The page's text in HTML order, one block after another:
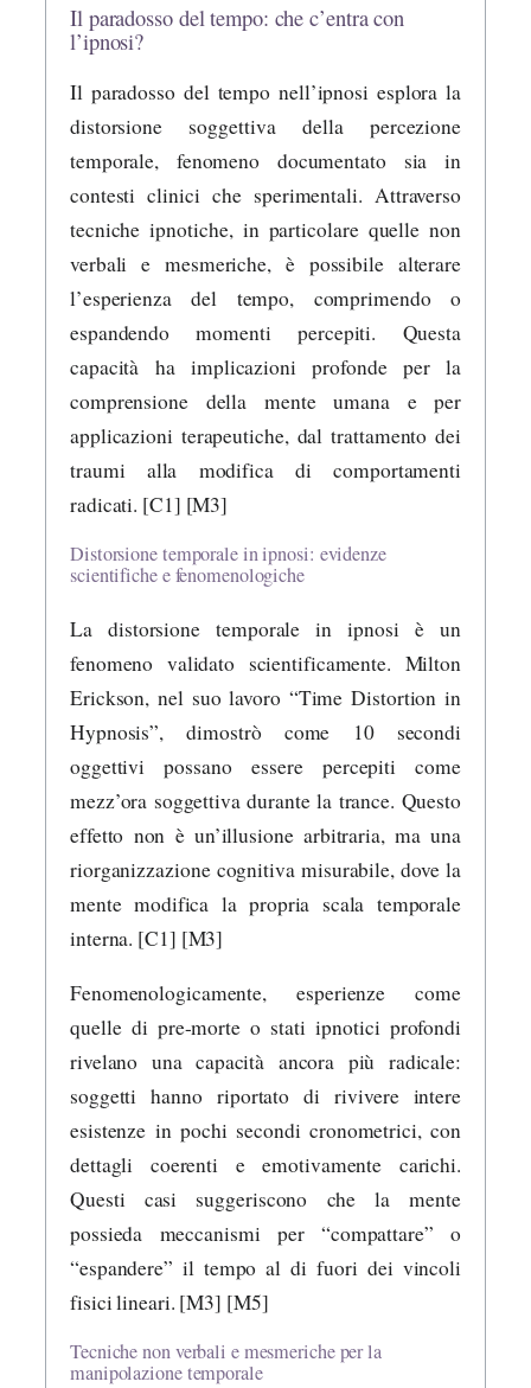
Il paradosso del tempo: che c’entra con
l’ipnosi?
Il paradosso del tempo nell’ipnosi esplora la
distorsione soggettiva della percezione
temporale, fenomeno documentato sia in
contesti clinici che sperimentali. Attraverso
tecniche ipnotiche, in particolare quelle non
verbali e mesmeriche, è possibile alterare
l’esperienza del tempo, comprimendo o
espandendo momenti percepiti. Questa
capacità ha implicazioni profonde per la
comprensione della mente umana e per
applicazioni terapeutiche, dal trattamento dei
traumi alla modifica di comportamenti
radicati. [C1] [M3]
Distorsione temporale in ipnosi: evidenze
scientifiche e fenomenologiche
La distorsione temporale in ipnosi è un
fenomeno validato scientificamente. Milton
Erickson, nel suo lavoro “Time Distortion in
Hypnosis”, dimostrò come 10 secondi
oggettivi possano essere percepiti come
mezz’ora soggettiva durante la trance. Questo
effetto non è un’illusione arbitraria, ma una
riorganizzazione cognitiva misurabile, dove la
mente modifica la propria scala temporale
interna. [C1] [M3]
Fenomenologicamente, esperienze come
quelle di pre-morte o stati ipnotici profondi
rivelano una capacità ancora più radicale:
soggetti hanno riportato di rivivere intere
esistenze in pochi secondi cronometrici, con
dettagli coerenti e emotivamente carichi.
Questi casi suggeriscono che la mente
possieda meccanismi per “compattare” o
“espandere” il tempo al di fuori dei vincoli
fisici lineari. [M3] [M5]
Tecniche non verbali e mesmeriche per la
manipolazione temporale